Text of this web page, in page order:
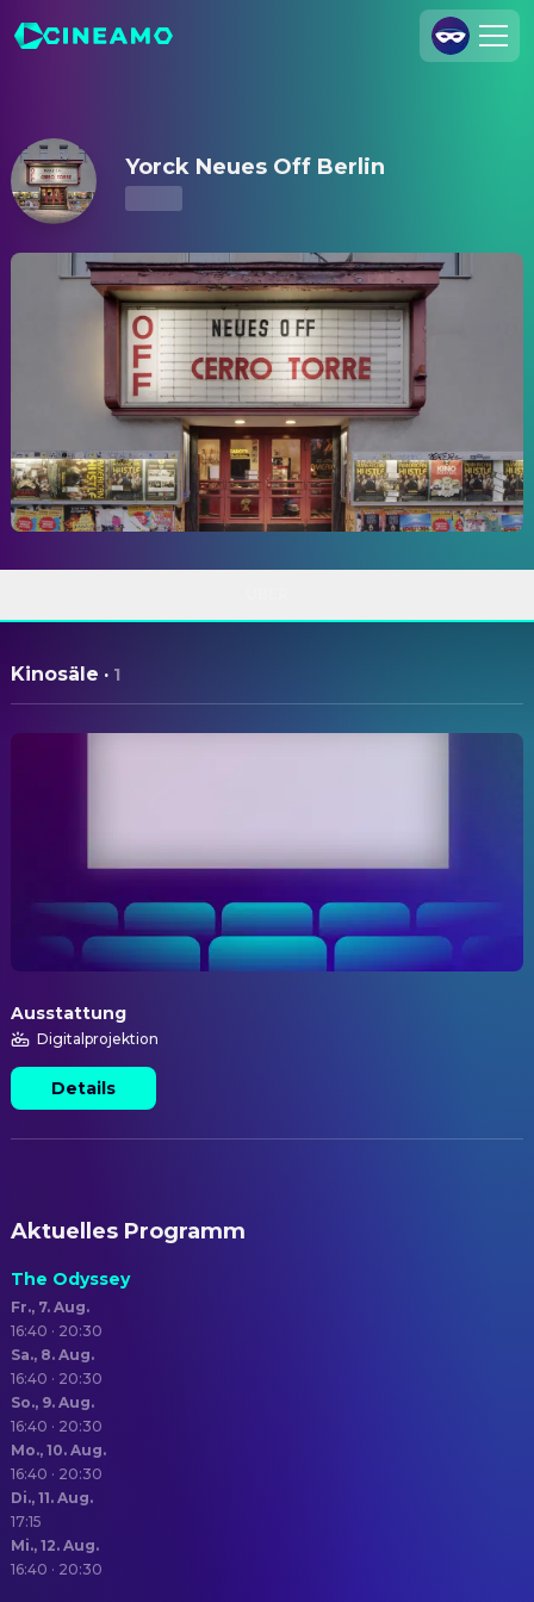
Impressum
Datenschutzerklärung
Datenschutzeinstellungen
Yorck Neues Off Berlin – Kinoprogramm & Tickets
Yorck Neues Off Berlin
Kinosäle · 1
Ausstattung
Digitalprojektion
Details
Aktuelles Programm
The Odyssey
Fr., 7. Aug.
16:40 · 20:30
Sa., 8. Aug.
16:40 · 20:30
So., 9. Aug.
16:40 · 20:30
Mo., 10. Aug.
16:40 · 20:30
Di., 11. Aug.
17:15
Mi., 12. Aug.
16:40 · 20:30